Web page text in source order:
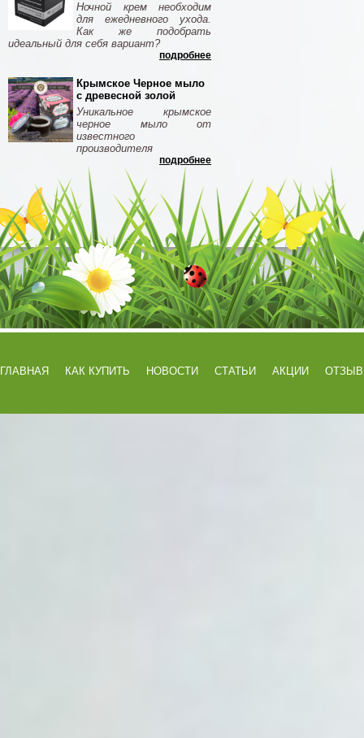
Ночной крем необходим
для ежедневного ухода.
Как же подобрать
идеальный для себя вариант?
подробнее
Крымское Черное мыло
с древесной золой
Уникальное крымское
черное мыло от
известного
производителя
подробнее
ГЛАВНАЯ КАК КУПИТЬ НОВОСТИ СТАТЬИ АКЦИИ